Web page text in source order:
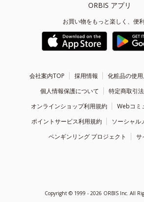
ORBIS アプリ
お買い物をもっと楽しく、便
会社案内TOP 採用情報
化粧品の使
個人情報保護について
特定商取引
オンラインショップ利用規約
Webコミ
ポイントサービス利用規約
ソーシャル
ペンギンリング プロジェクト
サ
Copyright © 1999 - 2026 ORBIS Inc. All